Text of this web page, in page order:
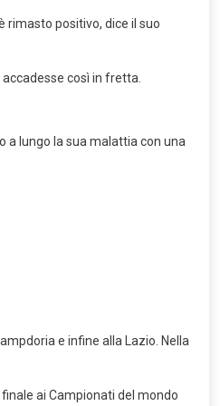
positivo, dice il suo
così in fretta.
a lungo la sua malattia con una
e infine alla Lazio. Nella
ai Campionati del mondo